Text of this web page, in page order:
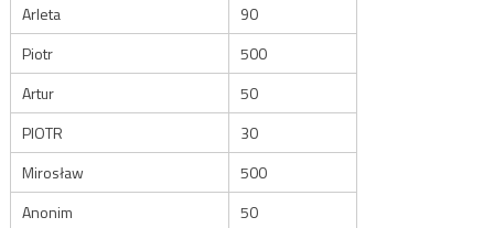
Arleta
90
Piotr
500
Artur
50
PIOTR
30
Mirosław
500
Anonim
50